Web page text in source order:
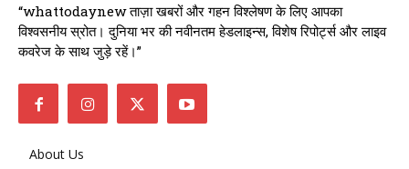
“whattodaynew ताज़ा खबरों और गहन विश्लेषण के लिए आपका
विश्वसनीय स्रोत। दुनिया भर की नवीनतम हेडलाइन्स, विशेष रिपोर्ट्स और लाइव
कवरेज के साथ जुड़े रहें।”
About Us